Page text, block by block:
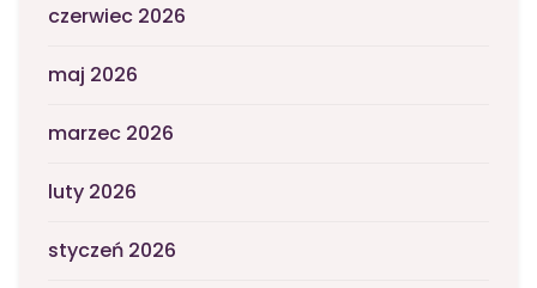
czerwiec 2026
maj 2026
marzec 2026
luty 2026
styczeń 2026